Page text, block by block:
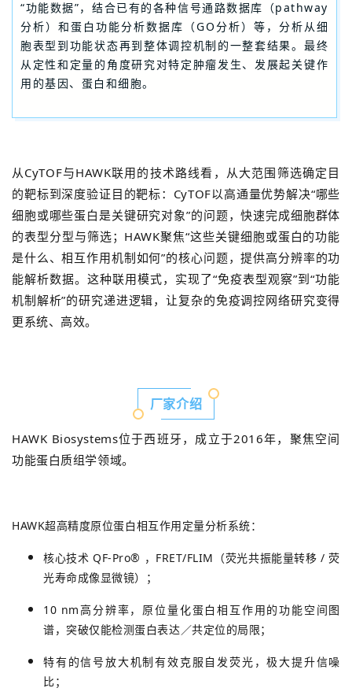
“功能数据”，结合已有的各种信号通路数据库（pathway
分析）和蛋白功能分析数据库（GO分析）等，分析从细
胞表型到功能状态再到整体调控机制的一整套结果。最终
从定性和定量的角度研究对特定肿瘤发生、发展起关键作
用的基因、蛋白和细胞。
从CyTOF与HAWK联用的技术路线看，从大范围筛选确定目
的靶标到深度验证目的靶标：CyTOF以高通量优势解决“哪些
细胞或哪些蛋白是关键研究对象”的问题，快速完成细胞群体
的表型分型与筛选；HAWK聚焦“这些关键细胞或蛋白的功能
是什么、相互作用机制如何”的核心问题，提供高分辨率的功
能解析数据。这种联用模式，实现了“免疫表型观察”到“功能
机制解析”的研究递进逻辑，让复杂的免疫调控网络研究变得
更系统、高效。
厂家介绍
HAWK Biosystems位于西班牙，成立于2016年，聚焦空间
功能蛋白质组学领域。
HAWK超高精度原位蛋白相互作用定量分析系统：
核心技术 QF-Pro® ，FRET/FLIM（荧光共振能量转移 / 荧
光寿命成像显微镜）；
10 nm高分辨率，原位量化蛋白相互作用的功能空间图
谱，突破仅能检测蛋白表达／共定位的局限；
特有的信号放大机制有效克服自发荧光，极大提升信噪
比；